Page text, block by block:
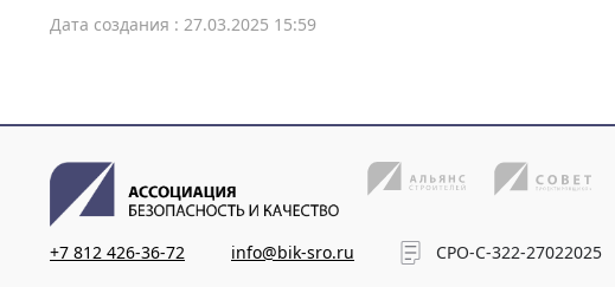
Дата создания : 27.03.2025 15:59
+7 812 426-36-72 info@bik-sro.ru СРО-С-322-27022025